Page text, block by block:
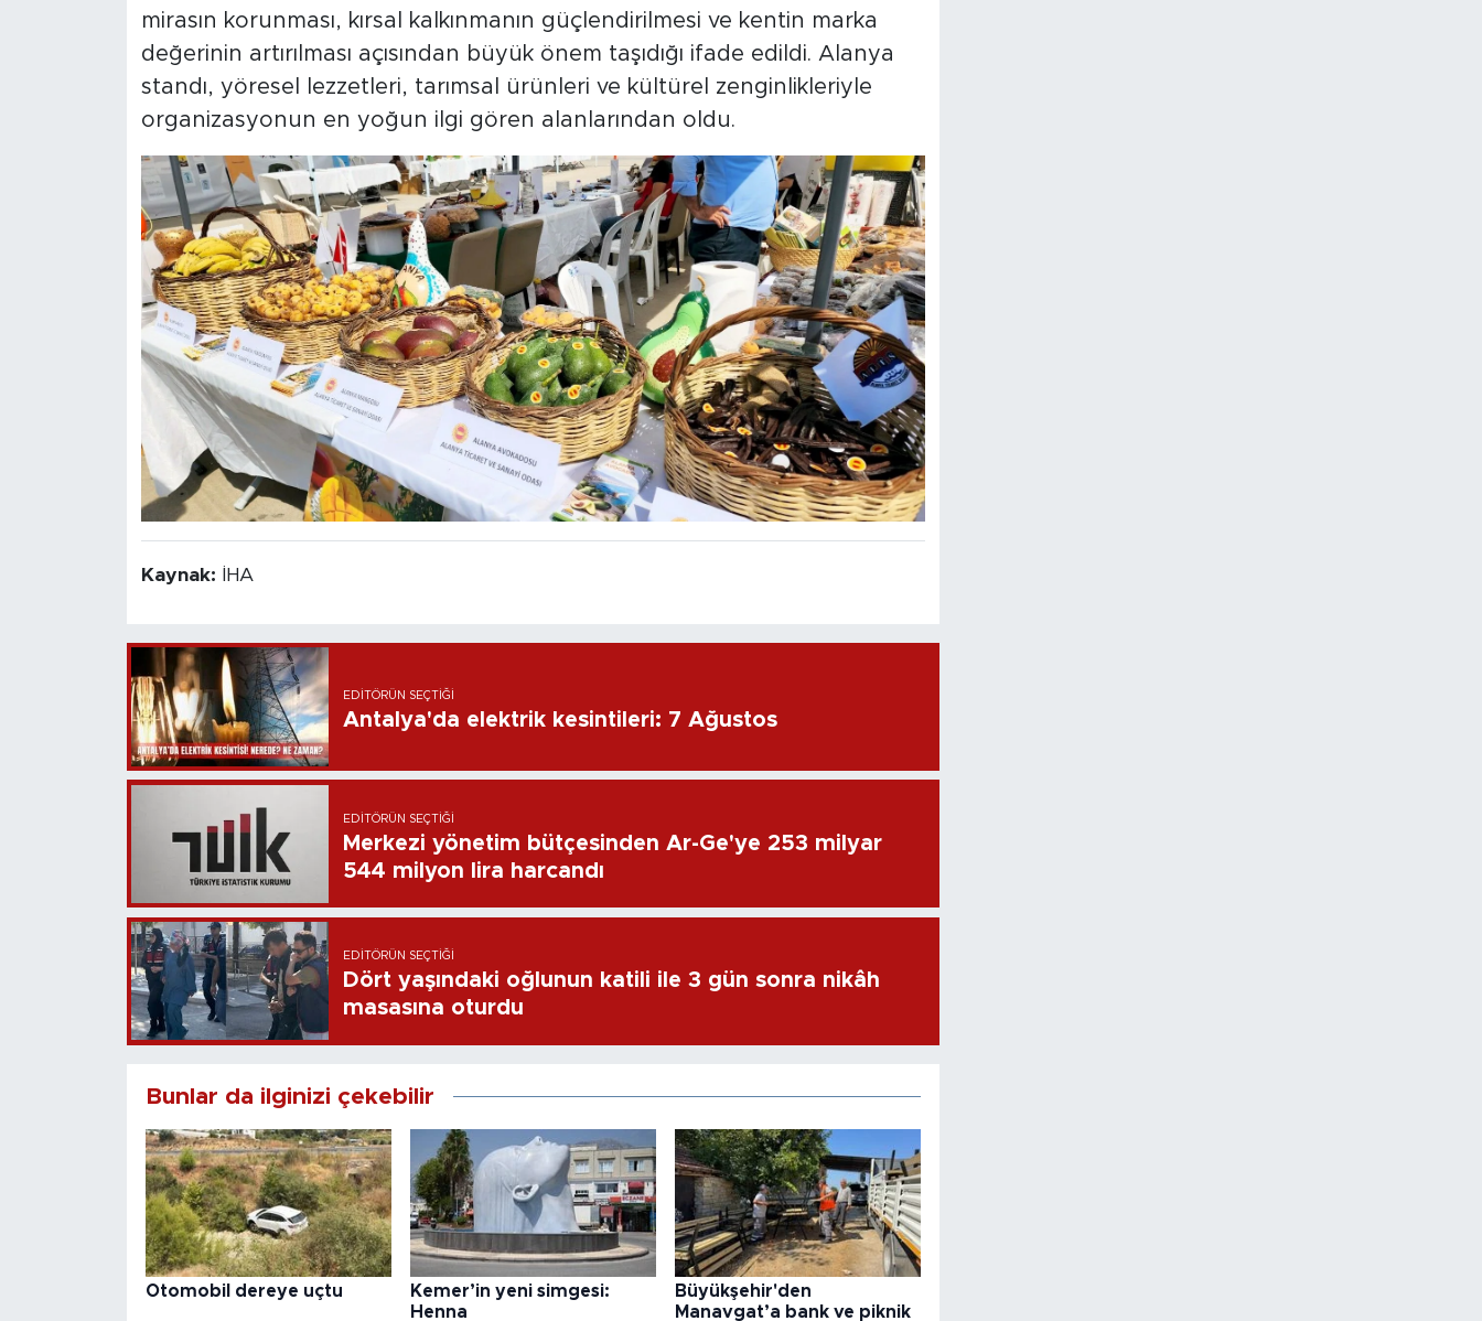
mirasın korunması, kırsal kalkınmanın güçlendirilmesi ve kentin marka
değerinin artırılması açısından büyük önem taşıdığı ifade edildi. Alanya
standı, yöresel lezzetleri, tarımsal ürünleri ve kültürel zenginlikleriyle
organizasyonun en yoğun ilgi gören alanlarından oldu.
Kaynak: İHA
EDITÖRÜN SEÇTIĞI
Antalya'da elektrik kesintileri: 7 Ağustos
EDITÖRÜN SEÇTIĞI
Merkezi yönetim bütçesinden Ar-Ge'ye 253 milyar
544 milyon lira harcandı
EDITÖRÜN SEÇTIĞI
Dört yaşındaki oğlunun katili ile 3 gün sonra nikâh
masasına oturdu
Bunlar da ilginizi çekebilir
Otomobil dereye uçtu
Kemer’in yeni simgesi:
Henna
Büyükşehir'den
Manavgat’a bank ve piknik